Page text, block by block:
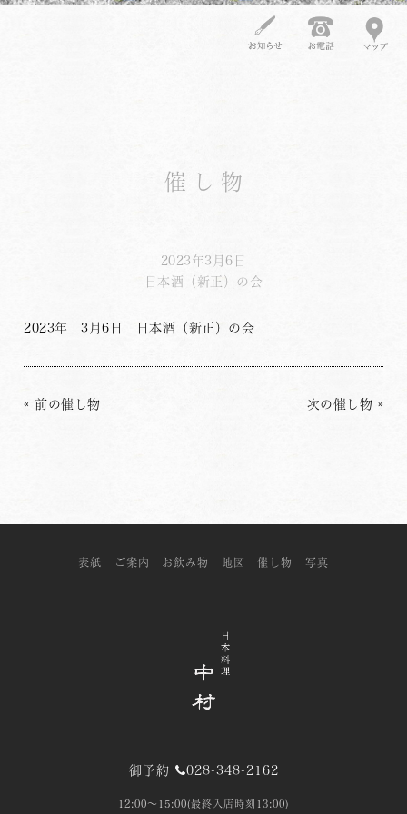
催し物
2023年3月6日
日本酒（新正）の会
2023年 3月6日 日本酒（新正）の会
« 前の催し物 次の催し物 »
表紙 ご案内 お飲み物 地図 催し物 写真
御予約 028-348-2162
12:00～15:00(最終入店時刻13:00)